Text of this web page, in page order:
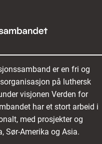
er en fri og
på luthersk
visjonen Verden for
har et stort arbeid i
med prosjekter og
Sør-Amerika og Asia.